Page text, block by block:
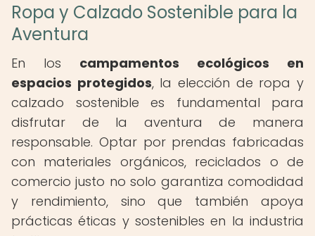
Ropa y Calzado Sostenible para la
Aventura
En los campamentos ecológicos en
espacios protegidos, la elección de ropa y
calzado sostenible es fundamental para
disfrutar de la aventura de manera
responsable. Optar por prendas fabricadas
con materiales orgánicos, reciclados o de
comercio justo no solo garantiza comodidad
y rendimiento, sino que también apoya
prácticas éticas y sostenibles en la industria